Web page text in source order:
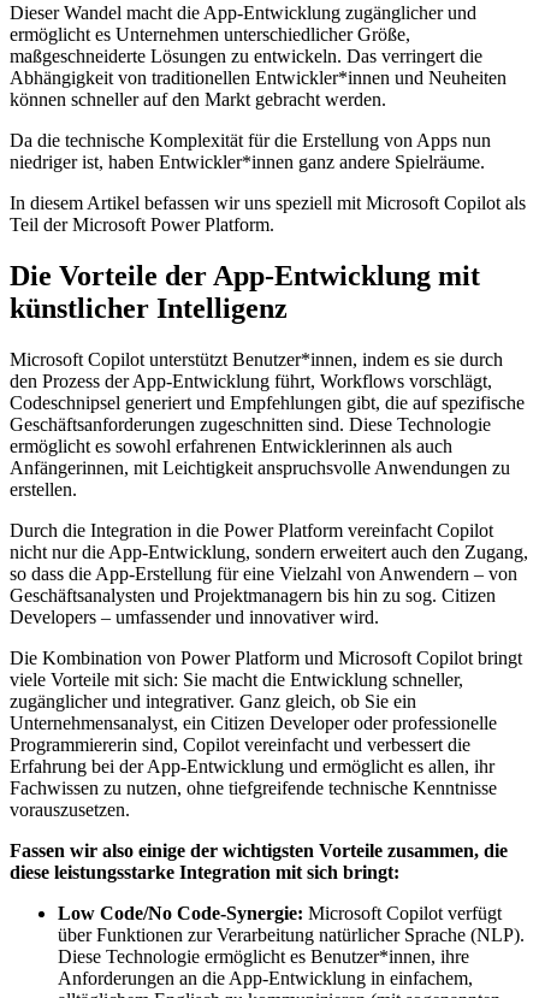
Dieser Wandel macht die App-Entwicklung zugänglicher und
ermöglicht es Unternehmen unterschiedlicher Größe,
maßgeschneiderte Lösungen zu entwickeln. Das verringert die
Abhängigkeit von traditionellen Entwickler*innen und Neuheiten
können schneller auf den Markt gebracht werden.
Da die technische Komplexität für die Erstellung von Apps nun
niedriger ist, haben Entwickler*innen ganz andere Spielräume.
In diesem Artikel befassen wir uns speziell mit Microsoft Copilot als
Teil der Microsoft Power Platform.
Die Vorteile der App-Entwicklung mit
künstlicher Intelligenz
Microsoft Copilot unterstützt Benutzer*innen, indem es sie durch
den Prozess der App-Entwicklung führt, Workflows vorschlägt,
Codeschnipsel generiert und Empfehlungen gibt, die auf spezifische
Geschäftsanforderungen zugeschnitten sind. Diese Technologie
ermöglicht es sowohl erfahrenen Entwicklerinnen als auch
Anfängerinnen, mit Leichtigkeit anspruchsvolle Anwendungen zu
erstellen.
Durch die Integration in die Power Platform vereinfacht Copilot
nicht nur die App-Entwicklung, sondern erweitert auch den Zugang,
so dass die App-Erstellung für eine Vielzahl von Anwendern – von
Geschäftsanalysten und Projektmanagern bis hin zu sog. Citizen
Developers – umfassender und innovativer wird.
Die Kombination von Power Platform und Microsoft Copilot bringt
viele Vorteile mit sich: Sie macht die Entwicklung schneller,
zugänglicher und integrativer. Ganz gleich, ob Sie ein
Unternehmensanalyst, ein Citizen Developer oder professionelle
Programmiererin sind, Copilot vereinfacht und verbessert die
Erfahrung bei der App-Entwicklung und ermöglicht es allen, ihr
Fachwissen zu nutzen, ohne tiefgreifende technische Kenntnisse
vorauszusetzen.
Fassen wir also einige der wichtigsten Vorteile zusammen, die
diese leistungsstarke Integration mit sich bringt:
Low Code/No Code-Synergie: Microsoft Copilot verfügt
über Funktionen zur Verarbeitung natürlicher Sprache (NLP).
Diese Technologie ermöglicht es Benutzer*innen, ihre
Anforderungen an die App-Entwicklung in einfachem,